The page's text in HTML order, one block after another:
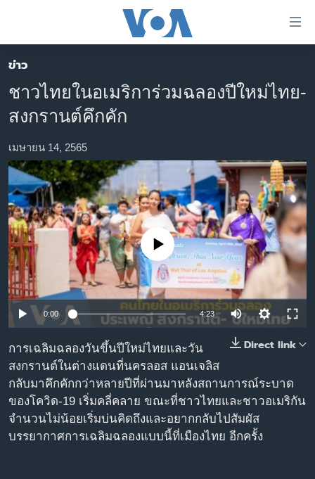
ต่อ
ไป
เนื้อหา
ข้าม
ไป
หน้า
หลัก
ข้าม
ไป
การ
ค้นหา
หน้าหลัก
โลก
เอเชีย
สหรัฐฯ
ไทย
ธุรกิจ
วิทยาศาสตร์
สังคมและสุขภาพ
ไลฟ์สไตล์
ตรวจสอบข่าว
เรียนรู้ภาษาอังกฤษ
พอดคาสต์
ติดตามเรา
ข่าว
ชาวไทยในอเมริการ่วมฉลองปีใหม่ไทย-
สงกรานต์คึกคัก
เมษายน 14, 2565
No media source currently available
0:00 4:23
Direct link
การเฉลิมฉลองวันขึ้นปีใหม่ไทยและวัน
สงกรานต์ในต่างแดนที่นครลอส แอนเจลิส
กลับมาคึกคักกว่าหลายปีที่ผ่านมาหลังสถานการณ์ระบาด
ของโควิด-19 เริ่มคลี่คลาย ขณะที่ชาวไทยและชาวอเมริกัน
จำนวนไม่น้อยเริ่มบ่นคิดถึงและอยากกลับไปสัมผัส
บรรยากาศการเฉลิมฉลองแบบนี้ที่เมืองไทย อีกครั้ง